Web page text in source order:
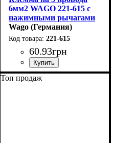
6мм2 WAGO 221-615 с
нажимными рычагами
Wago (Германия)
221-615
60.93грн
Устройство: клемма
Количество полюсов: 5
Сечение провода: 0,5-6
Наличие пасты: Нет
Тип: рычажный
Серия: 221
Топ продаж